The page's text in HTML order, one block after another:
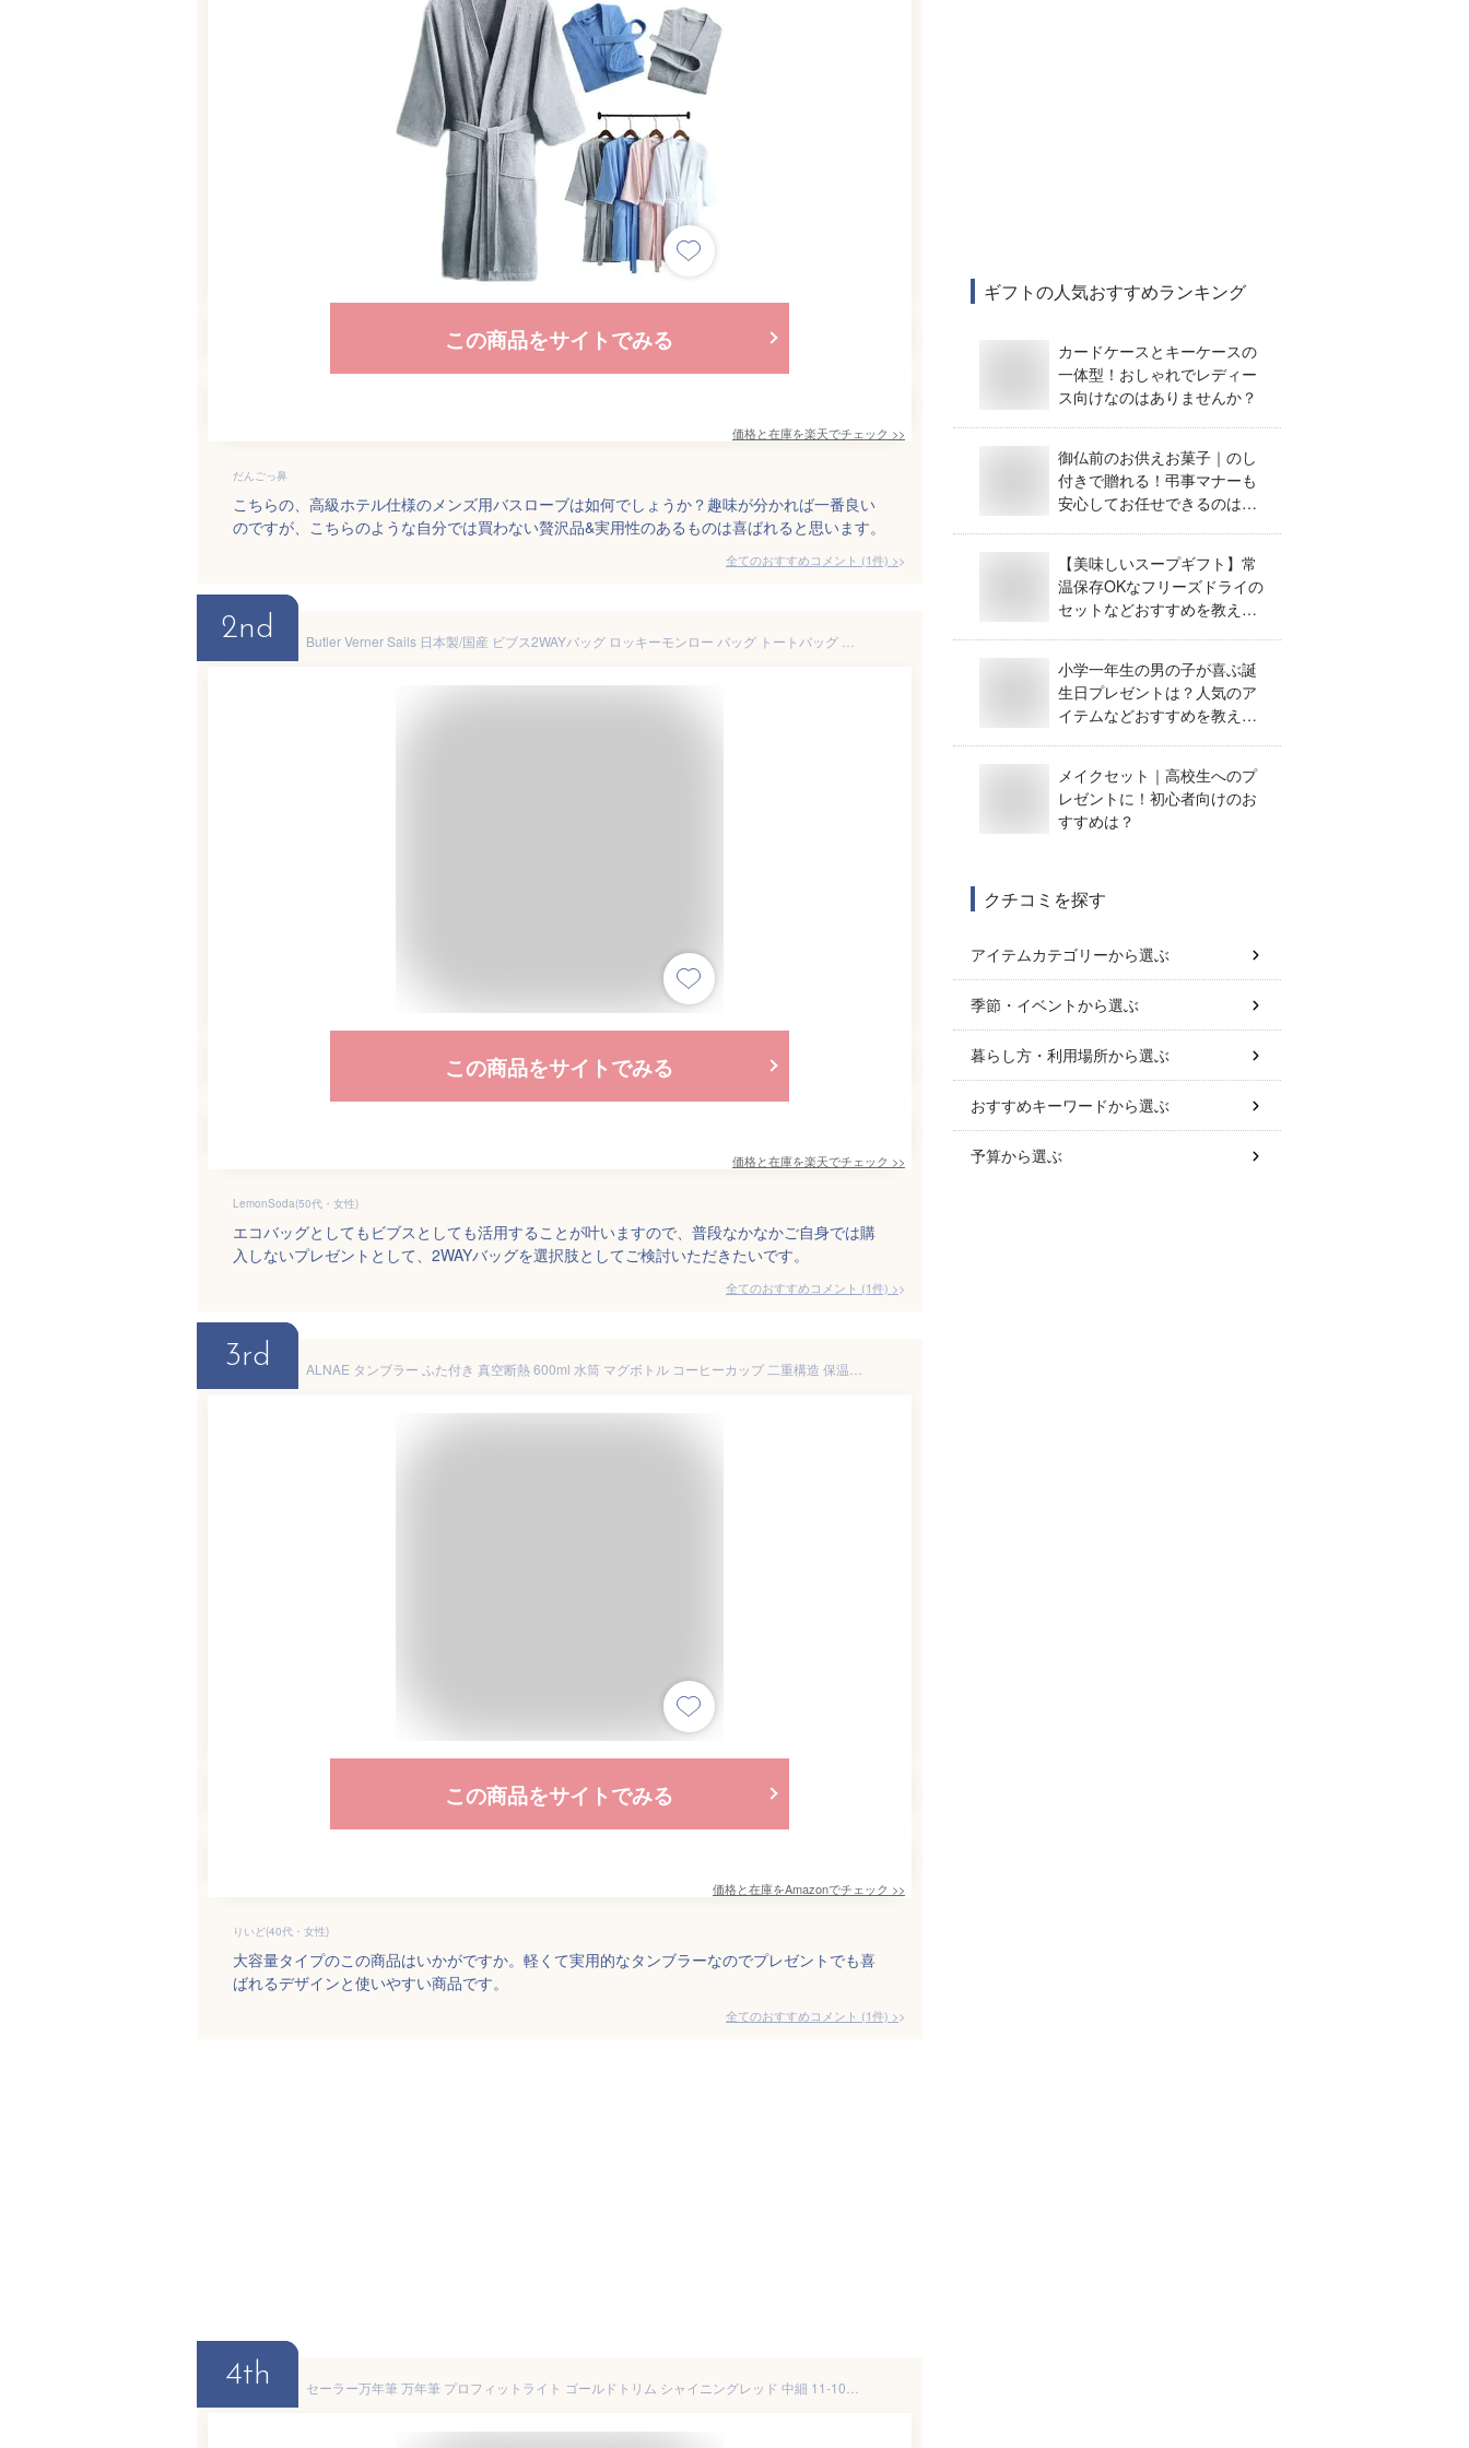
この商品をサイトでみる
価格と在庫を楽天でチェック >>
だんごっ鼻
こちらの、高級ホテル仕様のメンズ用バスローブは如何でしょうか？趣味が分かれば一番良い
のですが、こちらのような自分では買わない贅沢品&実用性のあるものは喜ばれると思います。
全てのおすすめコメント (1件) >
2nd
この商品をサイトでみる
価格と在庫を楽天でチェック >>
LemonSoda(50代・女性)
エコバッグとしてもビブスとしても活用することが叶いますので、普段なかなかご自身では購
入しないプレゼントとして、2WAYバッグを選択肢としてご検討いただきたいです。
全てのおすすめコメント (1件) >
3rd
この商品をサイトでみる
価格と在庫をAmazonでチェック >>
りいど(40代・女性)
大容量タイプのこの商品はいかがですか。軽くて実用的なタンブラーなのでプレゼントでも喜
ばれるデザインと使いやすい商品です。
全てのおすすめコメント (1件) >
4th
ギフトの人気おすすめランキング
カードケースとキーケースの
一体型！おしゃれでレディー
ス向けなのはありませんか？
御仏前のお供えお菓子｜のし
付きで贈れる！弔事マナーも
安心してお任せできるのはど
【美味しいスープギフト】常
温保存OKなフリーズドライの
セットなどおすすめを教え
小学一年生の男の子が喜ぶ誕
生日プレゼントは？人気のア
イテムなどおすすめを教え
メイクセット｜高校生へのプ
レゼントに！初心者向けのお
すすめは？
クチコミを探す
アイテムカテゴリーから選ぶ
季節・イベントから選ぶ
暮らし方・利用場所から選ぶ
おすすめキーワードから選ぶ
予算から選ぶ